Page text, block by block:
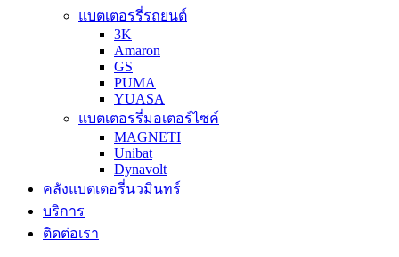
แบตเตอรรี่รถยนต์
3K
Amaron
GS
PUMA
YUASA
แบตเตอรรี่มอเตอร์ไซค์
MAGNETI
Unibat
Dynavolt
คลังแบตเตอรี่นวมินทร์
บริการ
ติดต่อเรา